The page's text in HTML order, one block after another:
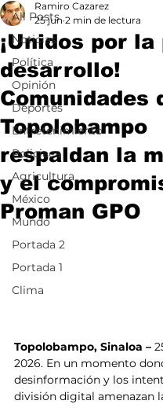
All Posts
Noticias
Política
Opinión
Deportes
Entretenimiento
Policiaca
Agricultura
México
Mundo
Portada 2
Portada 1
Clima
¡Unidos por la
desarrollo!
Comunidades
Topolobampo
respaldan la
y el
Proman GPO
Ramiro Cazarez
25 jun 2 min de lectura
​Topolobampo, Sinaloa –
2026. En un momento
desinformación y los
división digital amenazan